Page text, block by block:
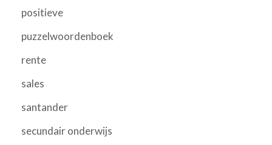
positieve
puzzelwoordenboek
rente
sales
santander
secundair onderwijs